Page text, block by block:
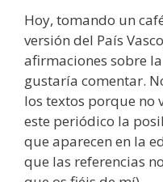
Hoy, tomando un
versión del País
afirmaciones sobre
gustaría comentar.
los textos porque no
este periódico la
que aparecen en la
que las referencias